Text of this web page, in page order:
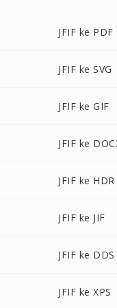
JFIF ke PDF
JFIF ke SVG
JFIF ke GIF
JFIF ke
JFIF ke HDR
JFIF ke JIF
JFIF ke DDS
JFIF ke XPS